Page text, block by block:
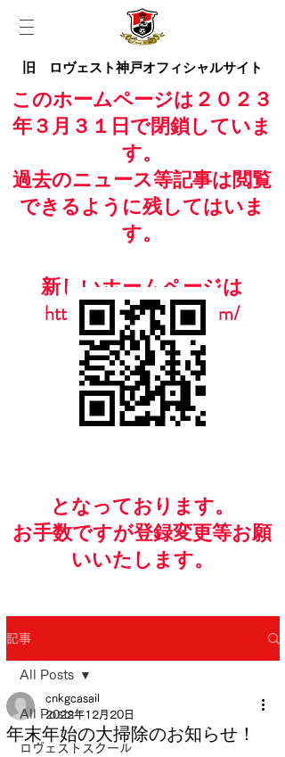
旧 ロヴェスト神戸オフィシャルサイト
このホームページは２０２３
年３月３１日で閉鎖していま
す。
過去のニュース等記事は閲覧
できるように残してはいま
す。
新しいホームページは
https://www.casailfc.com/
​となっております。
お手数ですが​登録変更等お願
いいたします。
記事
All Posts
ロヴェストスクール
All Posts
年末年始の大掃除のお知らせ！
cnkgcasail
2022年12月20日